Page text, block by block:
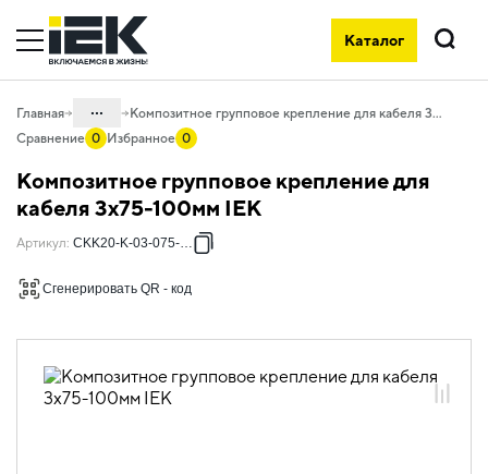
Каталог
Поиск
Главная ...
05. Системы для прокладки кабеля
05.04 Кабельные лотки и аксессуары
Композитное групповое крепление для кабеля 3х75-100мм IEK
Сравнение 0 Избранное 0
Композитное групповое крепление для
кабеля 3х75-100мм IEK
Артикул: CKK20-K-03-075-100
Сгенерировать QR - код